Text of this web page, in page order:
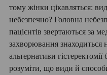
тому жінки цікавляться:
небезпечно? Головна
пацієнтів звертаються за
захворювання знаходиться
альтернативи
розуміти, що види й